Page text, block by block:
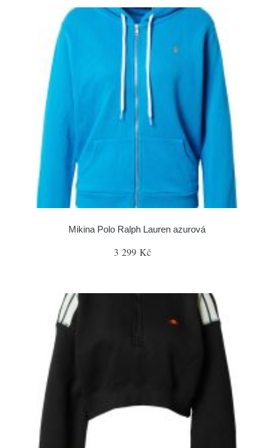
Mikina Polo Ralph Lauren azurová
3 299 Kč